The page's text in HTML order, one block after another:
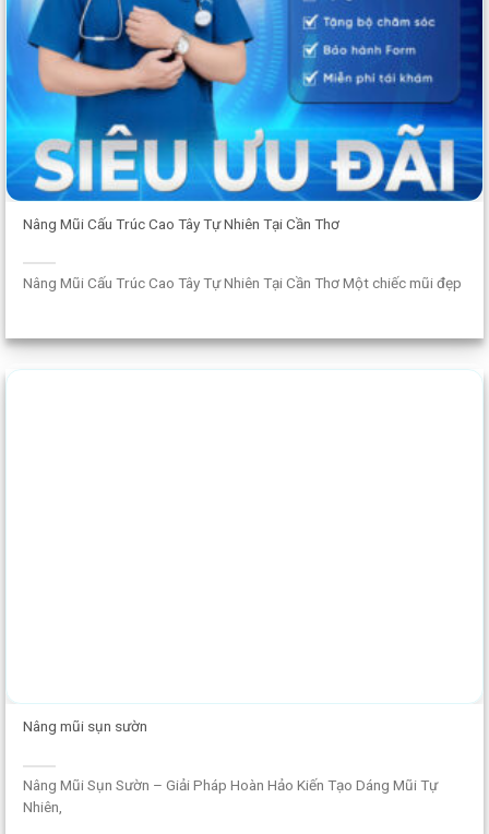
Nâng Mũi Cấu Trúc Cao Tây Tự Nhiên Tại Cần Thơ
Nâng Mũi Cấu Trúc Cao Tây Tự Nhiên Tại Cần Thơ Một chiếc mũi đẹp
Nâng mũi sụn sườn
Nâng Mũi Sụn Sườn – Giải Pháp Hoàn Hảo Kiến Tạo Dáng Mũi Tự
Nhiên,